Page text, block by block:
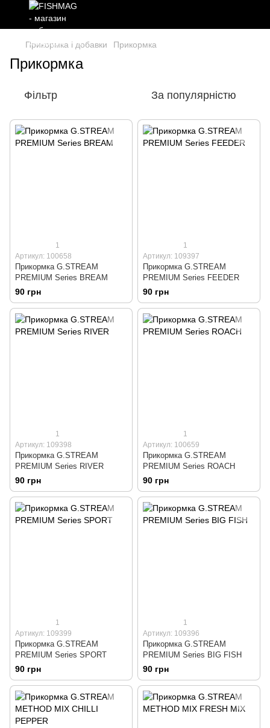
Прикормка і добавки Прикормка
Прикормка
Фільтр За популярністю
1
Артикул: 100658
Прикормка G.STREAM
PREMIUM Series BREAM
90 грн
1
Артикул: 109397
Прикормка G.STREAM
PREMIUM Series FEEDER
90 грн
1
Артикул: 109398
Прикормка G.STREAM
PREMIUM Series RIVER
90 грн
1
Артикул: 100659
Прикормка G.STREAM
PREMIUM Series ROACH
90 грн
1
Артикул: 109399
Прикормка G.STREAM
PREMIUM Series SPORT
90 грн
1
Артикул: 109396
Прикормка G.STREAM
PREMIUM Series BIG FISH
90 грн